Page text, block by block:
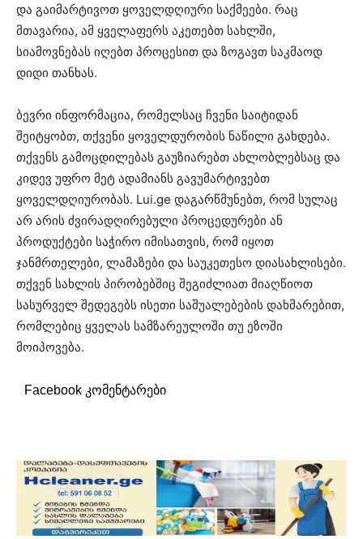
და გაიმარტივოთ ყოველდღიური საქმეები. რაც
მთავარია, ამ ყველაფერს აკეთებთ სახლში,
სიამოვნებას იღებთ პროცესით და ზოგავთ საკმაოდ
დიდი თანხას.
ბევრი ინფორმაცია, რომელსაც ჩვენი საიტიდან
შეიტყობთ, თქვენი ყოველდურობის ნაწილი გახდება.
თქვენს გამოცდილებას გაუზიარებთ ახლობლებსაც და
კიდევ უფრო მეტ ადამიანს გავუმარტივებთ
ყოველდღიურობას. Lui.ge დაგარწმუნებთ, რომ სულაც
არ არის ძვირადღირებული პროცედურები ან
პროდუქტები საჭირო იმისათვის, რომ იყოთ
ჯანმრთელები, ლამაზები და საუკეთესო დიასახლისები.
თქვენ სახლის პირობებშიც შეგიძლიათ მიაღწიოთ
სასურველ შედეგებს ისეთი საშუალებების დახმარებით,
რომლებიც ყველას სამზარეულოში თუ ეზოში
მოიპოვება.
Facebook კომენტარები